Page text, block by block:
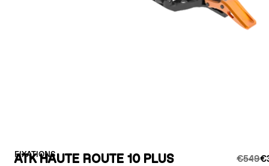
FIXATIONS
ATK HAUTE ROUTE 10 PLUS €549